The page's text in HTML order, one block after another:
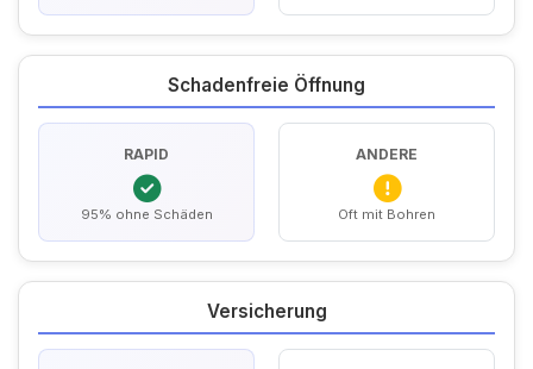
Schadenfreie Öffnung
RAPID
95% ohne Schäden
ANDERE
Oft mit Bohren
Versicherung